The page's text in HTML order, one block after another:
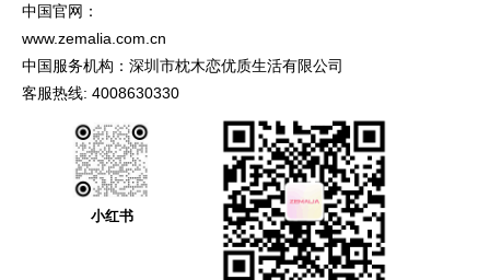
中国官网：
www.zemalia.com.cn
中国服务机构：深圳市枕木恋优质生活有限公司
客服热线: 4008630330
小红书